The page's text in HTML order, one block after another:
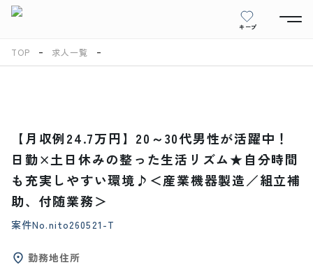
キープ
TOP 求人一覧
【月収例24.7万円】20～30代男性が活躍中！
日勤×土日休みの整った生活リズム★自分時間
も充実しやすい環境♪＜産業機器製造／組立補
助、付随業務＞
案件No.nito260521-T
勤務地住所